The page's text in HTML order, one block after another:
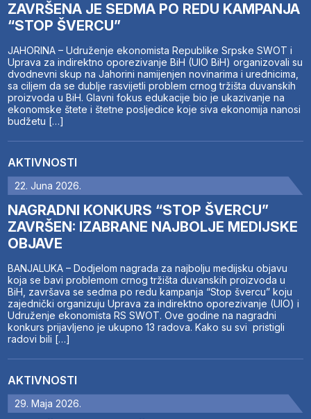
ZAVRŠENA JE SEDMA PO REDU KAMPANJA
“STOP ŠVERCU”
JAHORINA – Udruženje ekonomista Republike Srpske SWOT i
Uprava za indirektno oporezivanje BiH (UIO BiH) organizovali su
dvodnevni skup na Jahorini namijenjen novinarima i urednicima,
sa ciljem da se dublje rasvijetli problem crnog tržišta duvanskih
proizvoda u BiH. Glavni fokus edukacije bio je ukazivanje na
ekonomske štete i štetne posljedice koje siva ekonomija nanosi
budžetu […]
AKTIVNOSTI
22. Juna 2026.
NAGRADNI KONKURS “STOP ŠVERCU”
ZAVRŠEN: IZABRANE NAJBOLJE MEDIJSKE
OBJAVE
BANJALUKA – Dodjelom nagrada za najbolju medijsku objavu
koja se bavi problemom crnog tržišta duvanskih proizvoda u
BiH, završava se sedma po redu kampanja “Stop švercu” koju
zajednički organizuju Uprava za indirektno oporezivanje (UIO) i
Udruženje ekonomista RS SWOT. Ove godine na nagradni
konkurs prijavljeno je ukupno 13 radova. Kako su svi pristigli
radovi bili […]
AKTIVNOSTI
29. Maja 2026.